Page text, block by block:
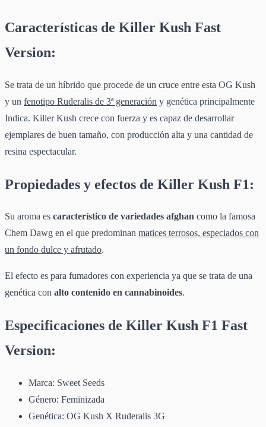
Características de Killer Kush Fast
Version:
Se trata de un híbrido que procede de un cruce entre esta OG Kush
y un fenotipo Ruderalis de 3ª generación y genética principalmente
Indica. Killer Kush crece con fuerza y es capaz de desarrollar
ejemplares de buen tamaño, con producción alta y una cantidad de
resina espectacular.
Propiedades y efectos de Killer Kush F1:
Su aroma es característico de variedades afghan como la famosa
Chem Dawg en el que predominan matices terrosos, especiados con
un fondo dulce y afrutado.
El efecto es para fumadores con experiencia ya que se trata de una
genética con alto contenido en cannabinoides.
Especificaciones de Killer Kush F1 Fast
Version:
Marca: Sweet Seeds
Género: Feminizada
Genética: OG Kush X Ruderalis 3G